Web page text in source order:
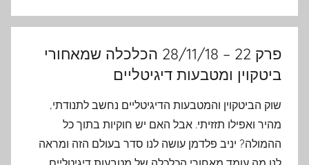
פרק 22 – 28/11/18 הכלכלה שמאחורי
ביטקוין ומטבעות דיגיטליים
שוק הביטקוין והמטבעות הדיגיטליים נחשב לתנודתי,
מהיר ואפילו תזזיתי. אבל האם יש חוקיות בתוך כל
ההמולה? יניב פלדמן עושה לנו סדר בעולם הזה ומראה